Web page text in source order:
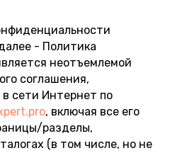
- Политика
неотъемлемой
соглашения,
сети Интернет по
, включая все его
разделы,
(в том числе, но не